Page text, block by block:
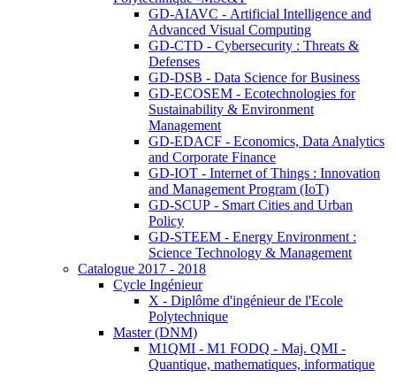
GD-AIAVC - Artificial Intelligence and
Advanced Visual Computing
GD-CTD - Cybersecurity : Threats &
Defenses
GD-DSB - Data Science for Business
GD-ECOSEM - Ecotechnologies for
Sustainability & Environment
Management
GD-EDACF - Economics, Data Analytics
and Corporate Finance
GD-IOT - Internet of Things : Innovation
and Management Program (IoT)
GD-SCUP - Smart Cities and Urban
Policy
GD-STEEM - Energy Environment :
Science Technology & Management
Catalogue 2017 - 2018
Cycle Ingénieur
X - Diplôme d'ingénieur de l'Ecole
Polytechnique
Master (DNM)
M1QMI - M1 FODQ - Maj. QMI -
Quantique, mathematiques, informatique